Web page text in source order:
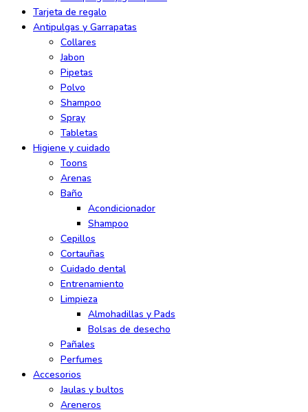
Tarjeta de regalo
Antipulgas y Garrapatas
Collares
Jabon
Pipetas
Polvo
Shampoo
Spray
Tabletas
Higiene y cuidado
Toons
Arenas
Baño
Acondicionador
Shampoo
Cepillos
Cortauñas
Cuidado dental
Entrenamiento
Limpieza
Almohadillas y Pads
Bolsas de desecho
Pañales
Perfumes
Accesorios
Jaulas y bultos
Areneros